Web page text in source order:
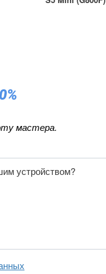
мастера.